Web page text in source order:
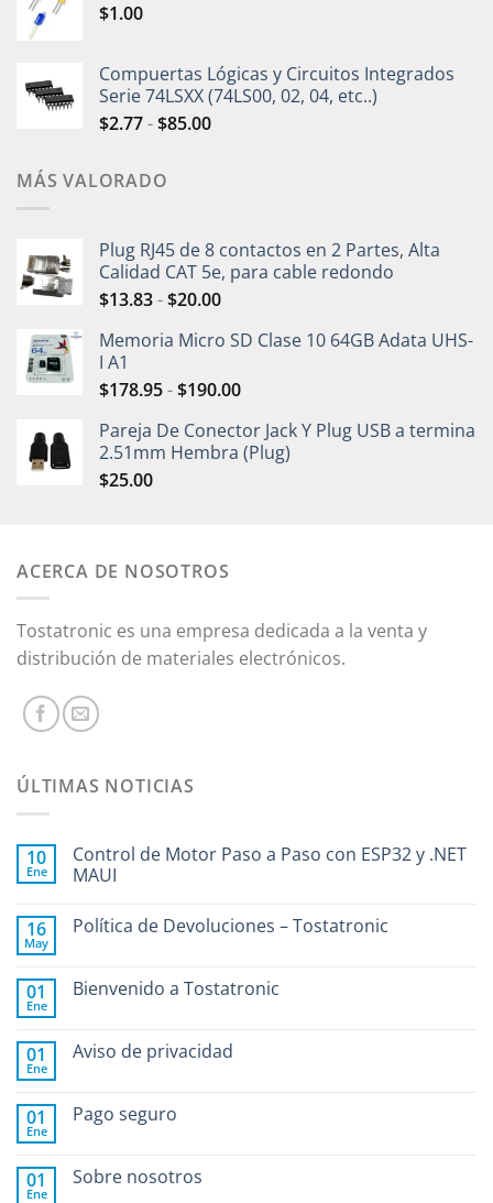
$1.00
Compuertas Lógicas y Circuitos Integrados
Serie 74LSXX (74LS00, 02, 04, etc..)
$2.77-$85.00
MÁS VALORADO
Plug RJ45 de 8 contactos en 2 Partes, Alta
Calidad CAT 5e, para cable redondo
$13.83-$20.00
Memoria Micro SD Clase 10 64GB Adata UHS-
I A1
$178.95-$190.00
Pareja De Conector Jack Y Plug USB a termina
2.51mm Hembra (Plug)
$25.00
ACERCA DE NOSOTROS
Tostatronic es una empresa dedicada a la venta y
distribución de materiales electrónicos.
ÚLTIMAS NOTICIAS
10
Ene
Control de Motor Paso a Paso con ESP32 y .NET
MAUI
16
May
Política de Devoluciones – Tostatronic
01
Ene
Bienvenido a Tostatronic
01
Ene
Aviso de privacidad
01
Ene
Pago seguro
01
Ene
Sobre nosotros